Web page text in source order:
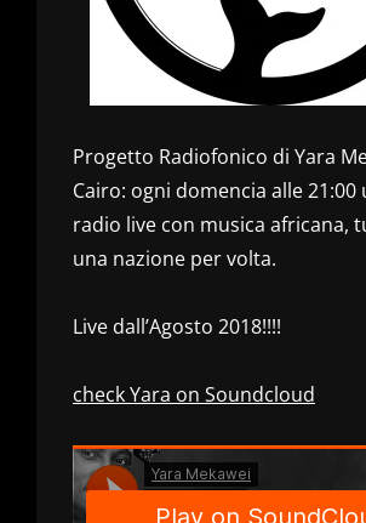
Progetto Radiofonico di Yara
Cairo: ogni domencia alle 21:00
radio live con musica africana,
una nazione per volta.
Live dall’Agosto 2018!!!!
check Yara on Soundcloud